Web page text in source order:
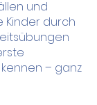
und
Kinder durch
– ganz